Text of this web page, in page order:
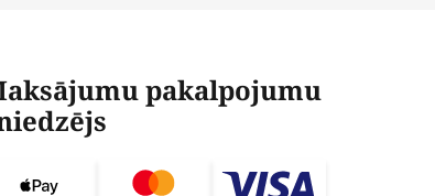
pakalpojumu